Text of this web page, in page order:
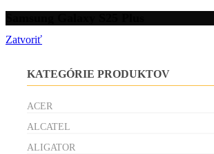
Zatvoriť
KATEGÓRIE PRODUKTOV
ACER
ALCATEL
ALIGATOR